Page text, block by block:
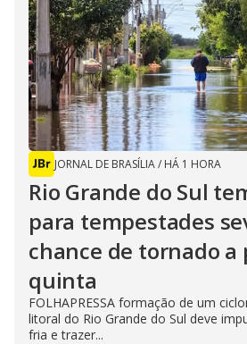
JORNAL DE BRASÍLIA/ HÁ 1 HORA
Rio Grande do Sul
para tempestades
chance de tornado
quinta
FOLHAPRESSA formação de um
litoral do Rio Grande do Sul deve
fria e trazer...